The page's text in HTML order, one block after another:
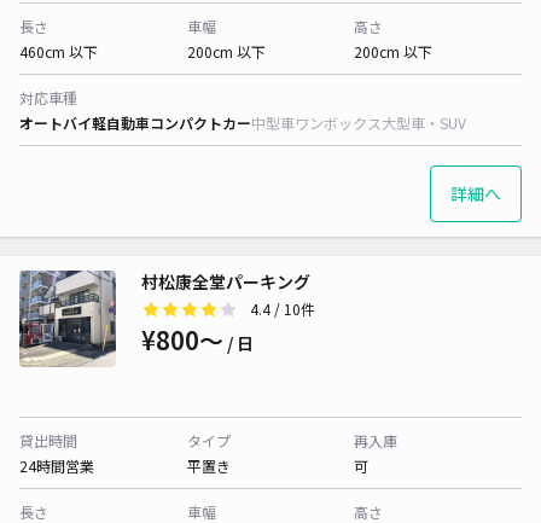
長さ
460cm 以下
車幅
200cm 以下
高さ
200cm 以下
対応車種
オートバイ軽自動車コンパクトカー中型車ワンボックス大型車・SUV
詳細へ
村松康全堂パーキング
4.4/ 10件
¥800〜 / 日
貸出時間
24時間営業
タイプ
平置き
再入庫
可
長さ
車幅
高さ